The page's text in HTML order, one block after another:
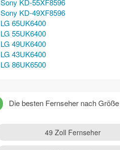
Sony KD-55XF8596
Sony KD-49XF8596
LG 65UK6400
LG 55UK6400
LG 49UK6400
LG 43UK6400
LG 86UK6500
Die besten Fernseher nach Größe
49 Zoll Fernseher